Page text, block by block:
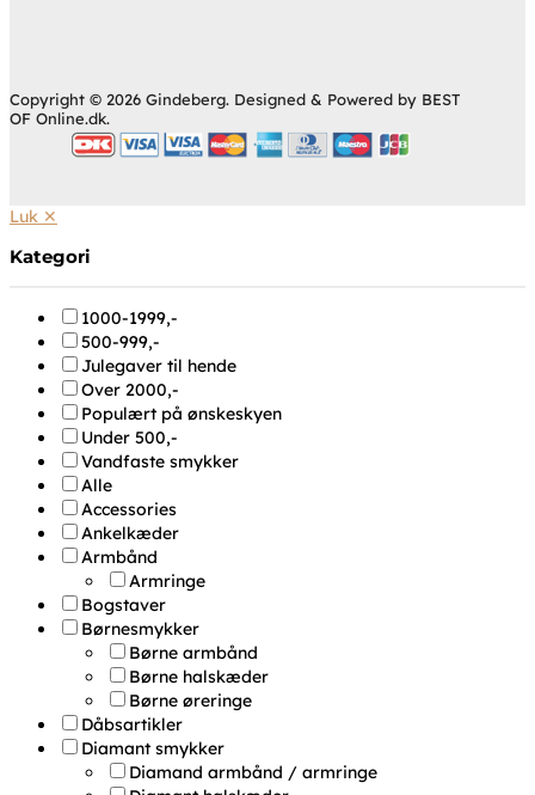
Copyright © 2026 Gindeberg. Designed & Powered by BEST
OF Online.dk.
Luk ✕
Kategori
1000-1999,-
500-999,-
Julegaver til hende
Over 2000,-
Populært på ønskeskyen
Under 500,-
Vandfaste smykker
Alle
Accessories
Ankelkæder
Armbånd
Armringe
Bogstaver
Børnesmykker
Børne armbånd
Børne halskæder
Børne øreringe
Dåbsartikler
Diamant smykker
Diamand armbånd / armringe